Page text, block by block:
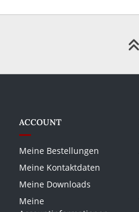
ACCOUNT
Meine Bestellungen
Meine Kontaktdaten
Meine Downloads
Meine